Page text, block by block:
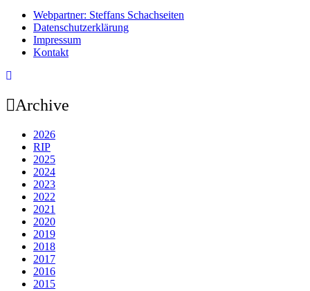
Webpartner: Steffans Schachseiten
Datenschutzerklärung
Impressum
Kontakt
Archive
2026
RIP
2025
2024
2023
2022
2021
2020
2019
2018
2017
2016
2015